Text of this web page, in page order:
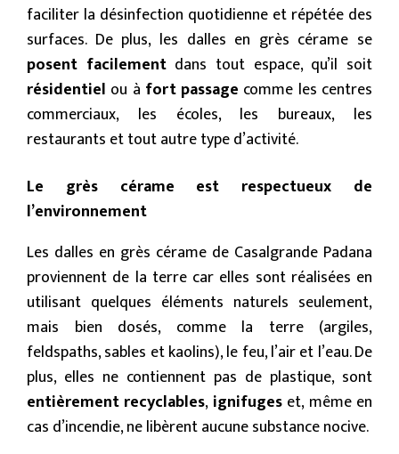
faciliter la désinfection quotidienne et répétée des
surfaces. De plus, les dalles en grès cérame se
posent facilement dans tout espace, qu’il soit
résidentiel ou à fort passage comme les centres
commerciaux, les écoles, les bureaux, les
restaurants et tout autre type d’activité.
Le grès cérame est respectueux de
l’environnement
Les dalles en grès cérame de Casalgrande Padana
proviennent de la terre car elles sont réalisées en
utilisant quelques éléments naturels seulement,
mais bien dosés, comme la terre (argiles,
feldspaths, sables et kaolins), le feu, l’air et l’eau. De
plus, elles ne contiennent pas de plastique, sont
entièrement recyclables, ignifugeset, même en
cas d’incendie, ne libèrent aucune substance nocive.